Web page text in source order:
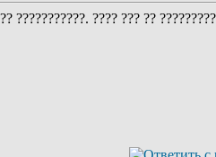
???????????. ???? ??? ??